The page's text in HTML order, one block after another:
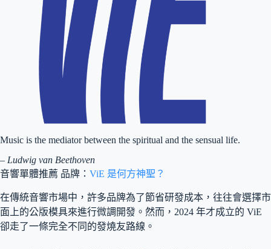
Music is the mediator between the spiritual and the sensual life.
– Ludwig van Beethoven
音響單體推薦 品牌： ViE 是何方神聖？
在傳統音響市場中，許多品牌為了節省研發成本，往往會選擇市
面上的公版模具來進行微調開發。然而，2024 年才成立的 ViE
卻走了一條完全不同的發燒友路線。